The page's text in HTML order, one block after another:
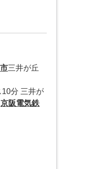
三井が丘
10分 三井が
京阪電気鉄